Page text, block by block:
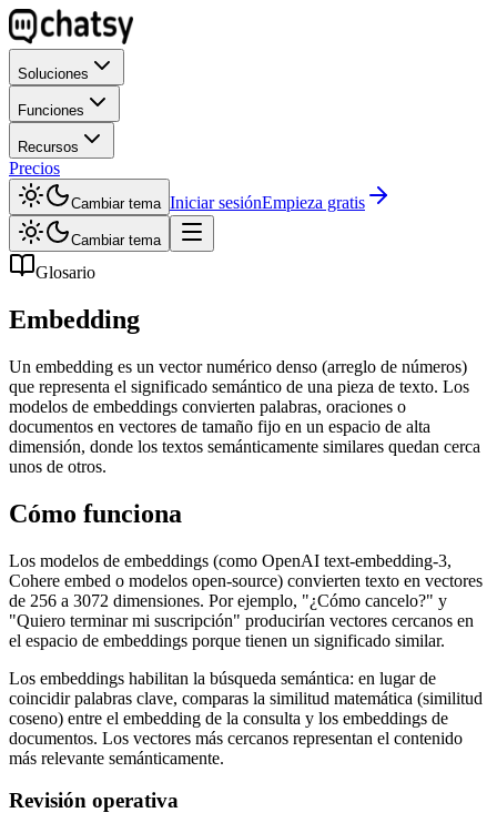
Soluciones
Funciones
Recursos
Precios
Cambiar tema Iniciar sesiónEmpieza gratis
Cambiar tema
Glosario
Embedding
Un embedding es un vector numérico denso (arreglo de números)
que representa el significado semántico de una pieza de texto. Los
modelos de embeddings convierten palabras, oraciones o
documentos en vectores de tamaño fijo en un espacio de alta
dimensión, donde los textos semánticamente similares quedan cerca
unos de otros.
Cómo funciona
Los modelos de embeddings (como OpenAI text-embedding-3,
Cohere embed o modelos open-source) convierten texto en vectores
de 256 a 3072 dimensiones. Por ejemplo, "¿Cómo cancelo?" y
"Quiero terminar mi suscripción" producirían vectores cercanos en
el espacio de embeddings porque tienen un significado similar.
Los embeddings habilitan la búsqueda semántica: en lugar de
coincidir palabras clave, comparas la similitud matemática (similitud
coseno) entre el embedding de la consulta y los embeddings de
documentos. Los vectores más cercanos representan el contenido
más relevante semánticamente.
Revisión operativa